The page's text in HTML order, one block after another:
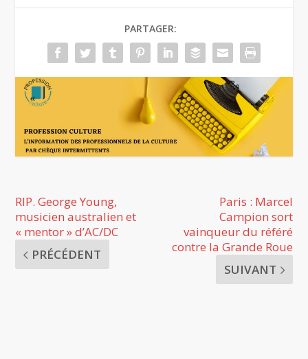
PARTAGER:
RIP. George Young,
musicien australien et
« mentor » d’AC/DC
PRÉCÉDENT
Paris : Marcel
Campion sort
vainqueur du référé
contre la Grande Roue
SUIVANT